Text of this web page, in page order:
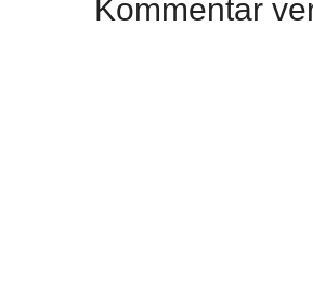
Kommentar